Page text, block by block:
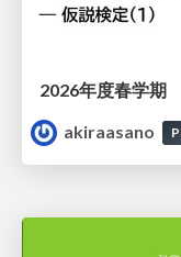
akiraasano